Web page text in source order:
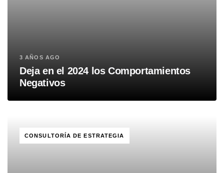
3 AÑOS AGO
Deja en el 2024 los Comportamientos
Negativos
CONSULTORÍA DE ESTRATEGIA